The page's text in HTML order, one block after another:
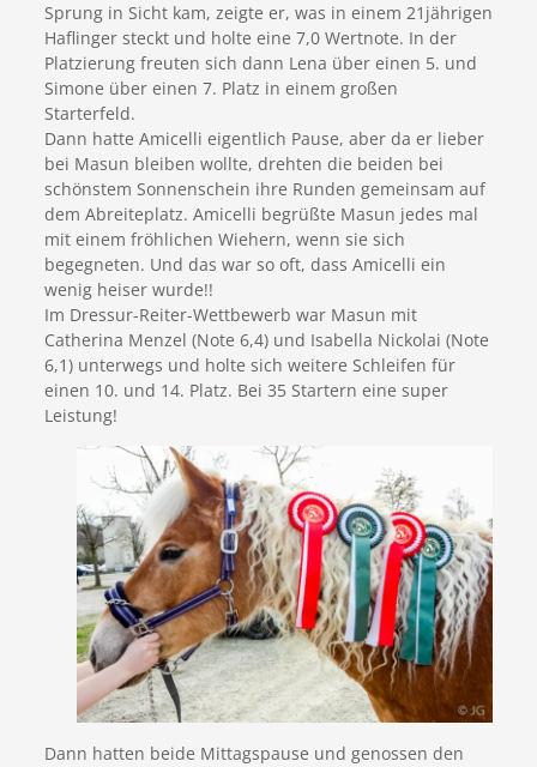
Sprung in Sicht kam, zeigte er, was in einem 21jährigen
Haflinger steckt und holte eine 7,0 Wertnote. In der
Platzierung freuten sich dann Lena über einen 5. und
Simone über einen 7. Platz in einem großen
Starterfeld.
Dann hatte Amicelli eigentlich Pause, aber da er lieber
bei Masun bleiben wollte, drehten die beiden bei
schönstem Sonnenschein ihre Runden gemeinsam auf
dem Abreiteplatz. Amicelli begrüßte Masun jedes mal
mit einem fröhlichen Wiehern, wenn sie sich
begegneten. Und das war so oft, dass Amicelli ein
wenig heiser wurde!!
Im Dressur-Reiter-Wettbewerb war Masun mit
Catherina Menzel (Note 6,4) und Isabella Nickolai (Note
6,1) unterwegs und holte sich weitere Schleifen für
einen 10. und 14. Platz. Bei 35 Startern eine super
Leistung!
Dann hatten beide Mittagspause und genossen den